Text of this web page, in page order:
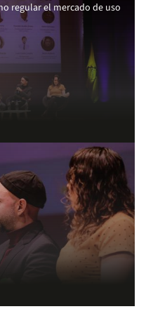
regular el mercado de uso